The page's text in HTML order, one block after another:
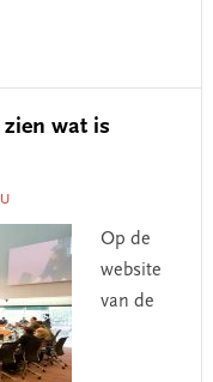
wat is
Op de
website
van de